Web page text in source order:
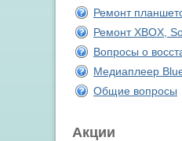
Ремонт
Ремонт XBOX,
Вопросы о
Медиаплеер
Общие вопросы
Акции